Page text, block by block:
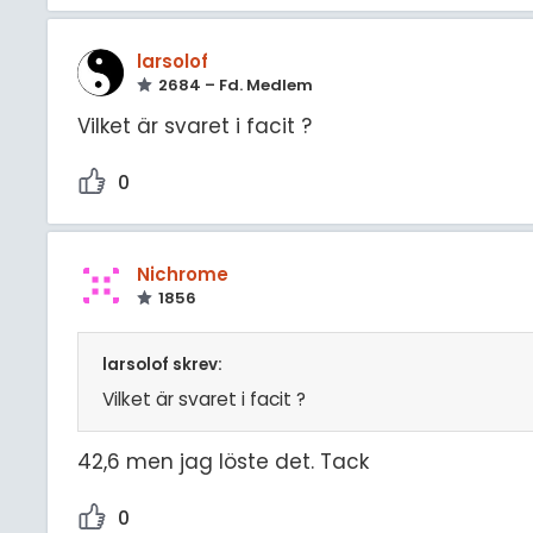
larsolof
2684 – Fd. Medlem
Vilket är svaret i facit ?
0
Nichrome
1856
larsolof skrev:
Vilket är svaret i facit ?
42,6 men jag löste det. Tack
0